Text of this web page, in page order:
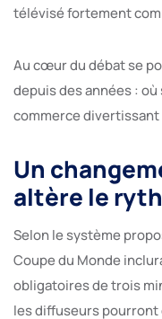
télévisé fortement
Au cœur du débat se
depuis des années :
commerce divertissant
Un
altère le
Selon le système
Coupe du Monde
obligatoires de trois
les diffuseurs